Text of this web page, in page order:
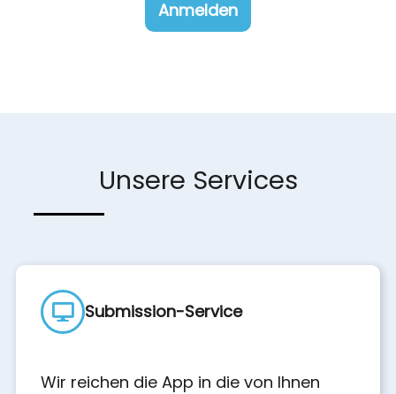
Anmelden
Unsere Services
Submission-Service
Wir reichen die App in die von Ihnen